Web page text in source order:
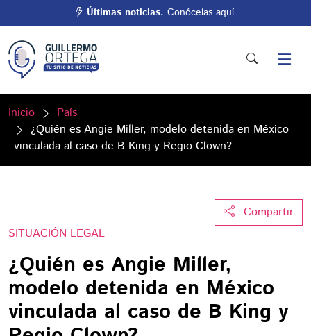
Últimas noticias. Conócelas aquí.
Inicio
País
¿Quién es Angie Miller, modelo detenida en México
vinculada al caso de B King y Regio Clown?
Compartir
SITUACIÓN LEGAL
¿Quién es Angie Miller,
modelo detenida en México
vinculada al caso de B King y